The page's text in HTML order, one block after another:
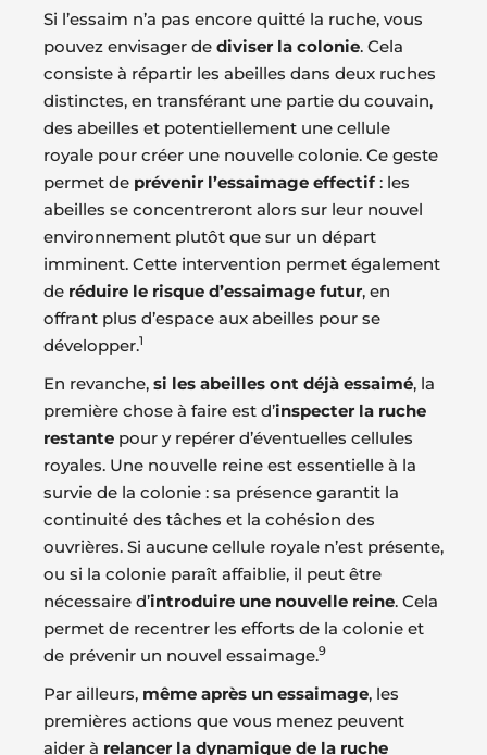
Si l’essaim n’a pas encore quitté la ruche, vous
pouvez envisager de diviser la colonie. Cela
consiste à répartir les abeilles dans deux ruches
distinctes, en transférant une partie du couvain,
des abeilles et potentiellement une cellule
royale pour créer une nouvelle colonie. Ce geste
permet de prévenir l’essaimage effectif: les
abeilles se concentreront alors sur leur nouvel
environnement plutôt que sur un départ
imminent. Cette intervention permet également
de réduire le risque d’essaimage futur, en
offrant plus d’espace aux abeilles pour se
développer.1
En revanche, si les abeilles ont déjà essaimé, la
première chose à faire est d’inspecter la ruche
restante pour y repérer d’éventuelles cellules
royales. Une nouvelle reine est essentielle à la
survie de la colonie : sa présence garantit la
continuité des tâches et la cohésion des
ouvrières. Si aucune cellule royale n’est présente,
ou si la colonie paraît affaiblie, il peut être
nécessaire d’introduire une nouvelle reine. Cela
permet de recentrer les efforts de la colonie et
de prévenir un nouvel essaimage.9
Par ailleurs, même après un essaimage, les
premières actions que vous menez peuvent
aider à relancer la dynamique de la ruche